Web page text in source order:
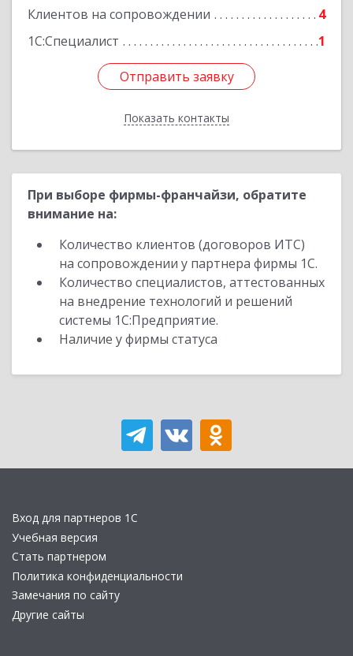
Клиентов на сопровождении
4
1С:Специалист
1
Отправить заявку
Показать контакты
Подробнее
Отправить заявку
Назад
При выборе фирмы-франчайзи, обратите
внимание на:
Количество клиентов (договоров ИТС)
на сопровождении у партнера фирмы 1С.
Количество специалистов, аттестованных
на внедрение технологий и решений
системы 1С:Предприятие.
Наличие у фирмы статуса
Вход для партнеров 1С
Учебная версия
Стать партнером
Политика конфиденциальности
Замечания по сайту
Другие сайты